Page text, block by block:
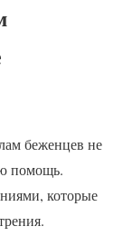
беженцев не
помощь.
которые